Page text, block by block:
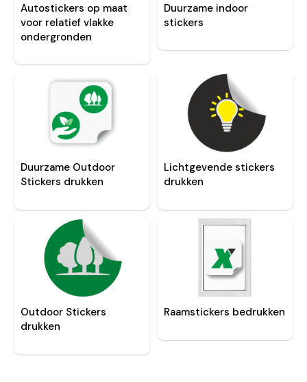
Autostickers op maat
voor relatief vlakke
ondergronden
Duurzame indoor
stickers
Duurzame Outdoor
Stickers drukken
Lichtgevende stickers
drukken
Outdoor Stickers
drukken
Raamstickers bedrukken